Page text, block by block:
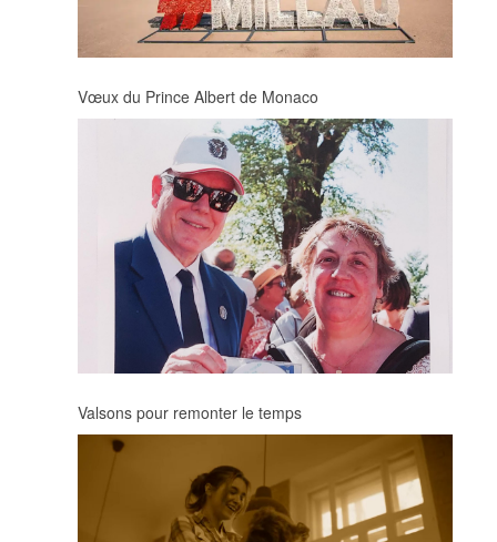
Vœux du Prince Albert de Monaco
Valsons pour remonter le temps